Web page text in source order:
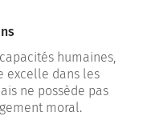
humaines,
excelle dans les
ne possède pas
moral.